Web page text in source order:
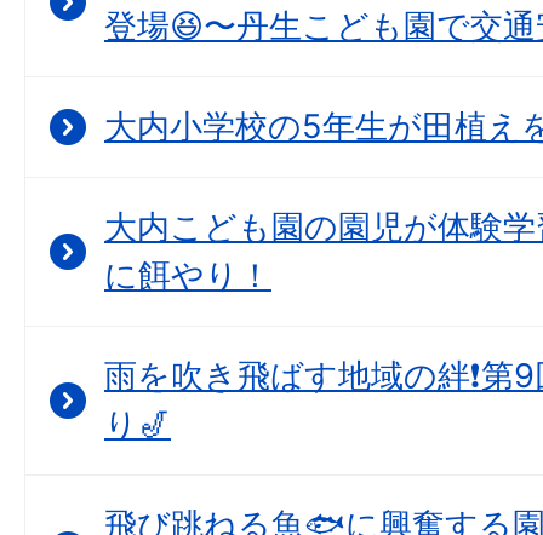
登場😆〜丹生こども園で交
大内小学校の5年生が田植え
大内こども園の園児が体験
に餌やり！
雨を吹き飛ばす地域の絆❗第
り🎷
飛び跳ねる魚🐟に興奮する